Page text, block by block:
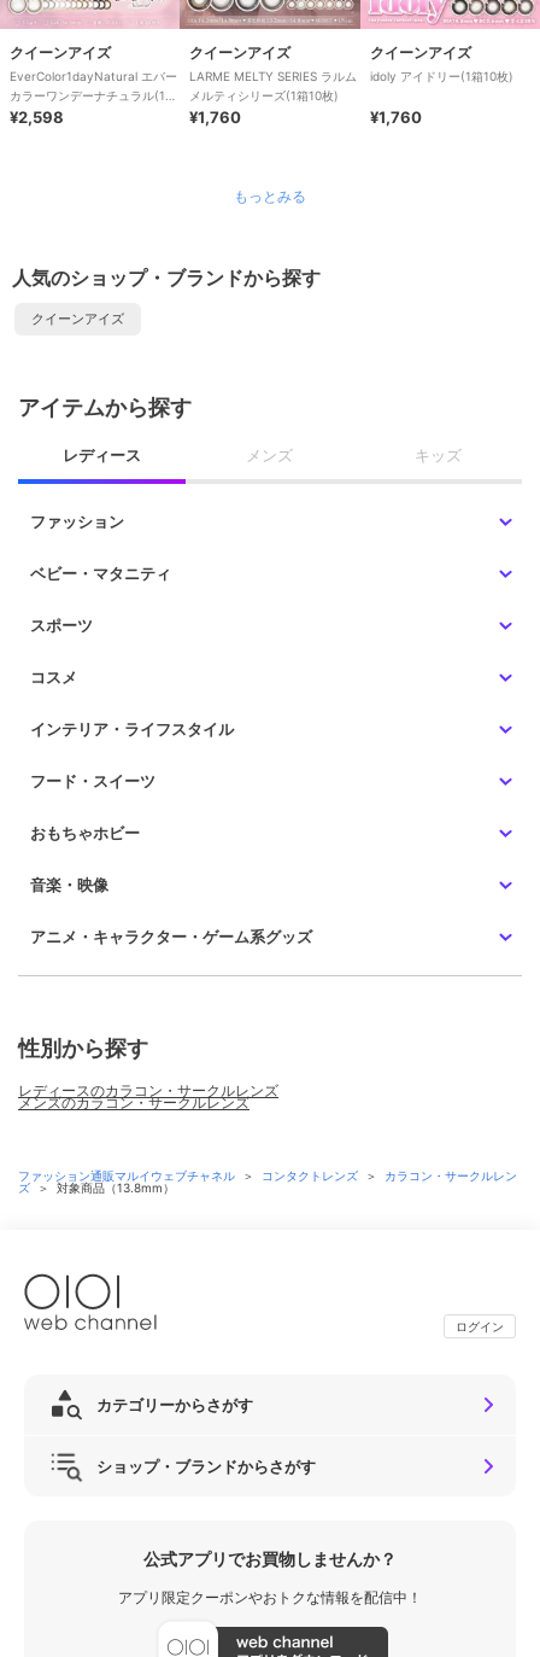
クイーンアイズ
EverColor1dayNatural エバー
カラーワンデーナチュラル(1箱
20枚)
¥2,598
クイーンアイズ
LARME MELTY SERIES ラルム
メルティシリーズ(1箱10枚)
¥1,760
クイーンアイズ
idoly アイドリー(1箱10枚)
¥1,760
もっとみる
人気のショップ・ブランドから探す
クイーンアイズ
アイテムから探す
レディース メンズ キッズ
ファッション
ベビー・マタニティ
スポーツ
コスメ
インテリア・ライフスタイル
フード・スイーツ
おもちゃホビー
音楽・映像
アニメ・キャラクター・ゲーム系グッズ
性別から探す
レディースのカラコン・サークルレンズ
メンズのカラコン・サークルレンズ
ファッション通販マルイウェブチャネル ＞ コンタクトレンズ ＞
カラコン・サークルレン
ズ
＞ 対象商品（13.8mm）
ログイン
カテゴリーからさがす
ショップ・ブランドからさがす
公式アプリでお買物しませんか？
アプリ限定クーポンやおトクな情報を配信中！